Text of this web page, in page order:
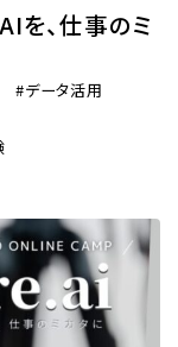
を、仕事のミ
データ活用